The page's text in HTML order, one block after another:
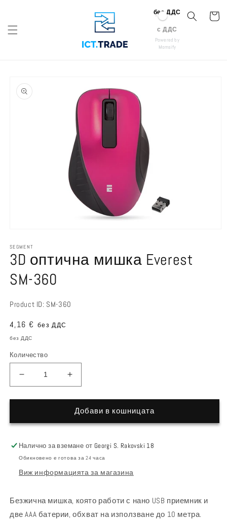
без ДДС
с ДДС
Powered by
Momsify
информацията
за продукта
1
в
модал
SEGMENT
3D оптична мишка Everest
SM-360
Product ID: SM-360
Редовна
цена
4,16 € без ДДС
без ДДС
Количество
Намали
на
количеството
3D
мишка
360
Увеличи
количеството
за
3D
оптична
Everest
Добави в кошницата
Налично за вземане от Georgi S. Rakovski 18
Обикновено е готова за 24 часа
Виж информацията за магазина
Безжична мишка, която работи с нано USB приемник и
две AAA батерии, обхват на използване до 10 метра.